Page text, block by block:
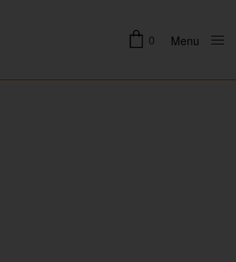
0 Menu